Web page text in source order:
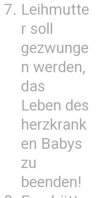
Leihmutte
r soll
gezwunge
n werden,
das
Leben des
herzkrank
en Babys
zu
beenden!